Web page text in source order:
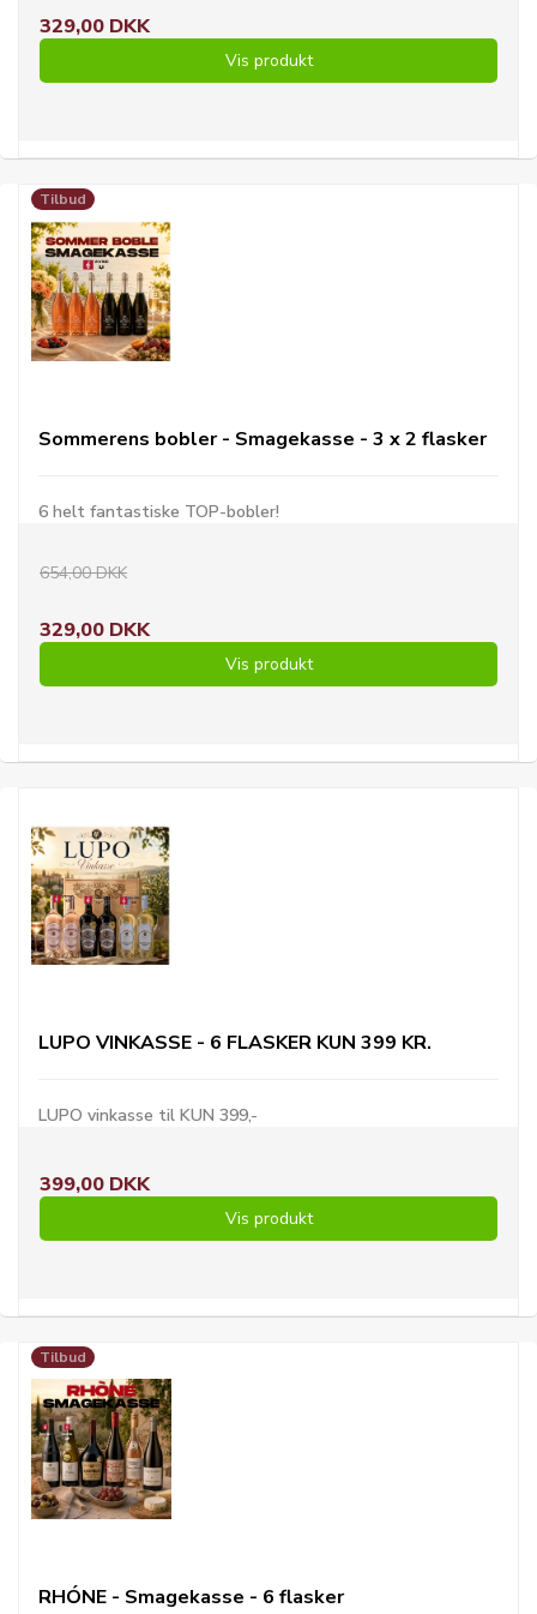
329,00 DKK
Vis produkt
Tilbud
Sommerens bobler - Smagekasse - 3 x 2 flasker
6 helt fantastiske TOP-bobler!
654,00 DKK
329,00 DKK
Vis produkt
LUPO VINKASSE - 6 FLASKER KUN 399 KR.
LUPO vinkasse til KUN 399,-
399,00 DKK
Vis produkt
Tilbud
RHÓNE - Smagekasse - 6 flasker